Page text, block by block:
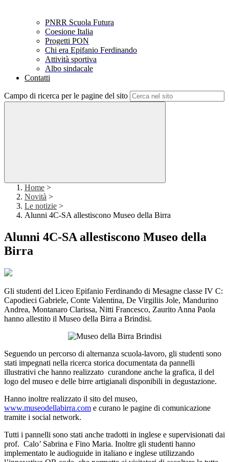
PNRR Scuola Futura
Coesione Italia
Progetti PON
Chi era Epifanio Ferdinando
Attività sportiva
Albo sindacale
Contatti
Campo di ricerca per le pagine del sito
Home >
Novità >
Le notizie >
Alunni 4C-SA allestiscono Museo della Birra
Alunni 4C-SA allestiscono Museo della
Birra
Gli studenti del Liceo Epifanio Ferdinando di Mesagne classe IV C:
Capodieci Gabriele, Conte Valentina, De Virgiliis Jole, Mandurino
Andrea, Montanaro Clarissa, Nitti Francesco, Zaurito Anna Paola
hanno allestito il Museo della Birra a Brindisi.
Seguendo un percorso di alternanza scuola-lavoro, gli studenti sono
stati impegnati nella ricerca storica documentata da pannelli
illustrativi che hanno realizzato curandone anche la grafica, il del
logo del museo e delle birre artigianali disponibili in degustazione.
Hanno inoltre realizzato il sito del museo,
www.museodellabirra.com e curano le pagine di comunicazione
tramite i social network.
Tutti i pannelli sono stati anche tradotti in inglese e supervisionati dai
prof. Calo’ Sabrina e Fino Maria. Inoltre gli studenti hanno
implementato le audioguide in italiano e inglese utilizzando